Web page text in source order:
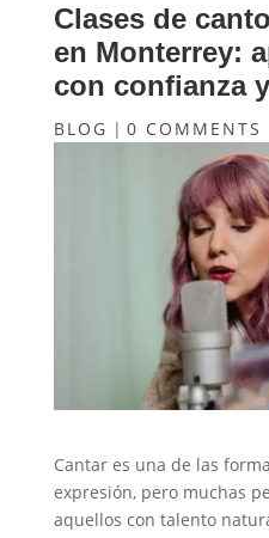
Clases de
en Monterrey:
con confianza
BLOG | 0 COMMENTS
Cantar es una de las
expresión, pero muchas
aquellos con talento